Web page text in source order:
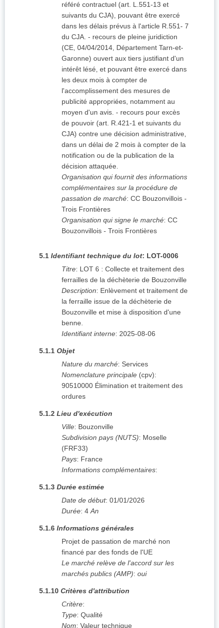
référé contractuel (art. L.551-13 et
suivants du CJA), pouvant être exercé
dans les délais prévus à l'article R.551- 7
du CJA. - recours de pleine juridiction
(CE, 04/04/2014, Département Tarn-et-
Garonne) ouvert aux tiers justifiant d'un
intérêt lésé, et pouvant être exercé dans
les deux mois à compter de
l'accomplissement des mesures de
publicité appropriées, notamment au
moyen d'un avis. - recours pour excès
de pouvoir (art. R.421-1 et suivants du
CJA) contre une décision administrative,
dans un délai de 2 mois à compter de la
notification ou de la publication de la
décision attaquée.
Organisation qui fournit des informations
complémentaires sur la procédure de
passation de marché: CC Bouzonvillois -
Trois Frontières
Organisation qui signe le marché: CC
Bouzonvillois - Trois Frontières
5.1 Identifiant technique du lot: LOT-0006
Titre: LOT 6 : Collecte et traitement des
ferrailles de la déchèterie de Bouzonville
Description: Enlèvement et traitement de
la ferraille issue de la déchèterie de
Bouzonville et mise à disposition d'une
benne.
Identifiant interne: 2025-08-06
5.1.1 Objet
Nature du marché: Services
Nomenclature principale (cpv):
90510000 Élimination et traitement des
ordures
5.1.2 Lieu d'exécution
Ville: Bouzonville
Subdivision pays (NUTS): Moselle
(FRF33)
Pays: France
Informations complémentaires:
5.1.3 Durée estimée
Date de début: 01/01/2026
Durée: 4 An
5.1.6 Informations générales
Projet de passation de marché non
financé par des fonds de l'UE
Le marché relève de l'accord sur les
marchés publics (AMP): oui
5.1.10 Critères d'attribution
Critère:
Type: Qualité
Nom: Valeur technique